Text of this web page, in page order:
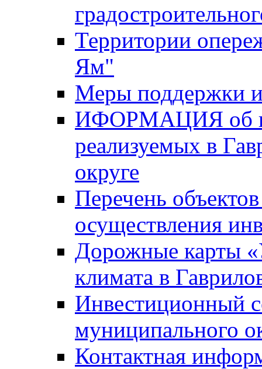
Территории
Ям"
Меры поддержки
ИФОРМАЦИЯ об
реализуемых в
округе
Перечень
осуществления
Дорожные карты
климата в
Инвестиционный
муниципального
Контактная